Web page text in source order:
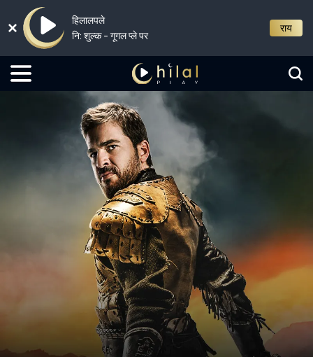
हिलालपले
नि: शुल्क - गूगल प्ले पर
राय